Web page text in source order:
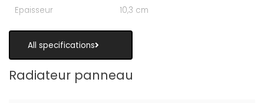
Epaisseur 10,3 cm
All specifications
Radiateur panneau